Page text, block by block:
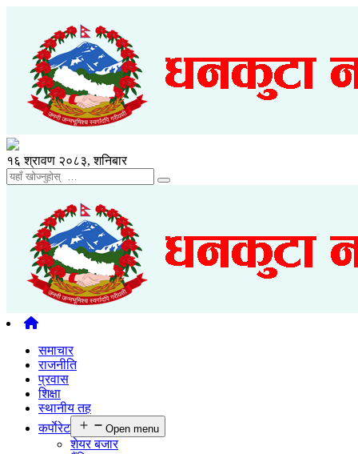
१६ श्रावण २०८३, शनिबार
समाचार
राजनीति
प्रवास
शिक्षा
स्थानीय तह
कर्पाेरेट
Open menu
शेयर बजार